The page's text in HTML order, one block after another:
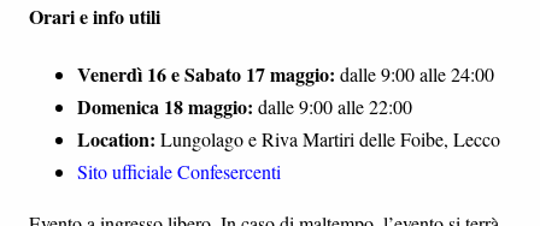
Orari e info utili
Venerdì 16 e Sabato 17 maggio: dalle 9:00 alle 24:00
Domenica 18 maggio: dalle 9:00 alle 22:00
Location: Lungolago e Riva Martiri delle Foibe, Lecco
Sito ufficiale Confesercenti